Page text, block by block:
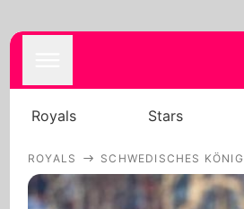
Royals Stars
ROYALS SCHWEDISCHES